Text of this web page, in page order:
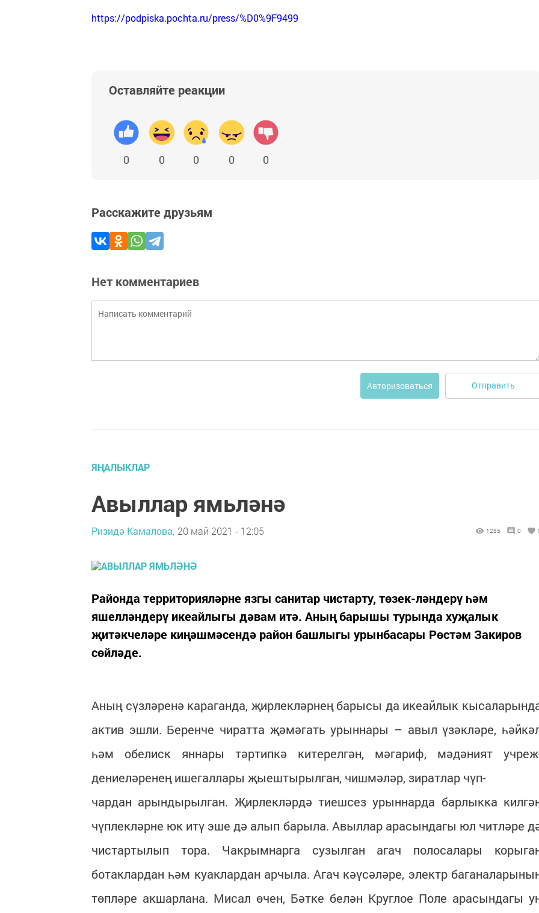
https://podpiska.pochta.ru/press/%D0%9F9499
Оставляйте реакции
0 0 0 0 0
Расскажите друзьям
Нет комментариев
Авторизоваться Отправить
ЯҢАЛЫКЛАР
Авыллар ямьләнә
Ризидә Камалова, 20 май 2021 - 12:05 1285 0
Районда территорияләрне язгы санитар чистарту, төзек-ләндерү һәм
яшелләндерү икеайлыгы дәвам итә. Аның барышы турында хуҗалык
җитәкчеләре киңәшмәсендә район башлыгы урынбасары Рөстәм Закиров
сөйләде.
Аның сүзләренә караганда, җирлекләрнең барысы да икеайлык
актив эшли. Беренче чиратта җәмәгать урыннары – авыл үзәкләре,
һәм обелиск яннары тәртипкә китерелгән, мәгариф, мәдәният
дениеләренең ишегаллары җыештырылган, чишмәләр, зиратлар чүп-
чардан арындырылган. Җирлекләрдә тиешсез урыннарда барлыкка
чүплекләрне юк итү эше дә алып барыла. Авыллар арасындагы юл читләре
чистартылып тора. Чакрымнарга сузылган агач полосалары
ботаклардан һәм куаклардан арчыла. Агач кәүсәләре, электр
төпләре акшарлана. Мисал өчен, Бәтке белән Круглое Поле арасындагы